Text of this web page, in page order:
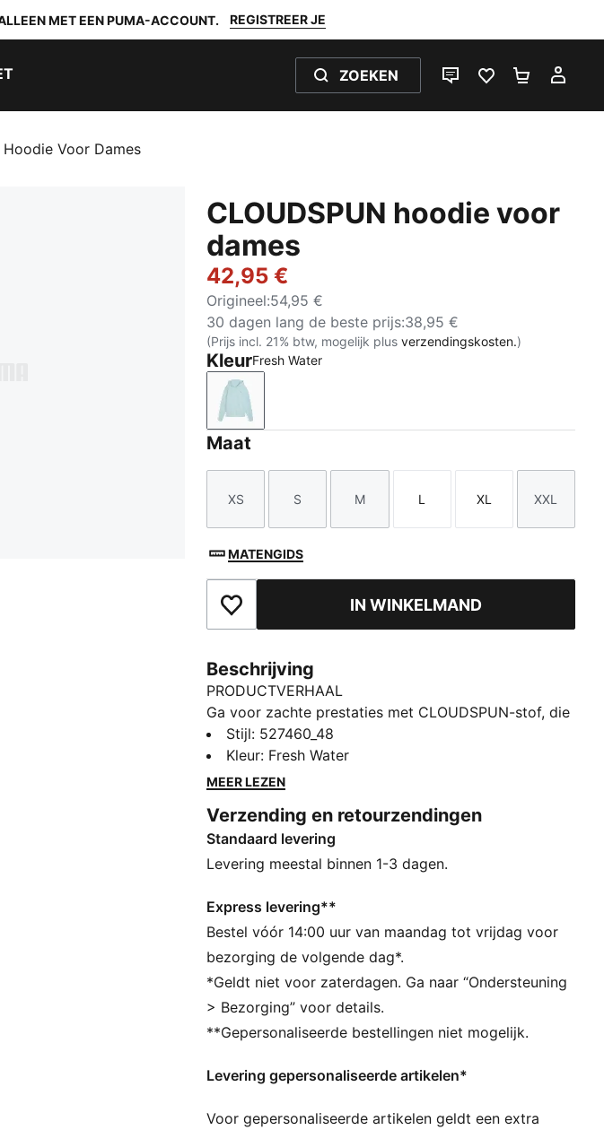
MET EEN PUMA-ACCOUNT. REGISTREER JE
ZOEKEN
LIVE CHATFAVORIETEN 0
Hoodie Voor Dames
CLOUDSPUN hoodie voor
dames
42,95 €
Origineel:54,95 €
30 dagen lang de beste prijs:38,95 €
(Prijs incl. 21% btw, mogelijk plusverzendingskosten.)
KleurFresh Water
Fresh Water
Maat
Maat
XS
Maat
S
Maat
M
Maat
L
Maat
XL
Maat
XXL
MATENGIDS
Toegevoegd aan favorietenIN WINKELMAND
Beschrijving
PRODUCTVERHAAL
Ga voor zachte prestaties met CLOUDSPUN-stof, die
ongeëvenaarde stretch en zweetafvoerende
dryCELL-technologie biedt. Deze hoodie, ontworpen
om veelzijdig te zijn, heeft een normale pasvorm en
altijd goed voorbereid bent, van warming-up tot
cooling-down. PUMA-comfort opnieuw gedefinieerd.
ALLE INS EN OUTS
van het lichaam af te voeren en je tijdens het sporten
vrij te houden van zweet
Gemaakt met minstens 50% gerecyclede materialen.
DETAILS
Pasvorm: Normaal
Hoofdmateriaal 2: Spacer
Met capuchon
Lengte: Normaal
Stijl: 527460_48
Kleur: Fresh Water
MEER LEZEN
Verzending en retourzendingen
Standaard levering
Levering meestal binnen 1-3 dagen.
Express levering**
Bestel vóór 14:00 uur van maandag tot vrijdag voor
bezorging de volgende dag*.
*Geldt niet voor zaterdagen. Ga naar “Ondersteuning
> Bezorging” voor details.
**Gepersonaliseerde bestellingen niet mogelijk.
Levering gepersonaliseerde artikelen*
Voor gepersonaliseerde artikelen geldt een extra